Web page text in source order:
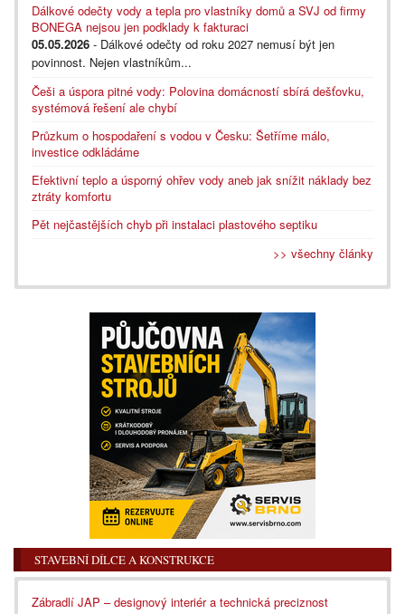
Dálkové odečty vody a tepla pro vlastníky domů a SVJ od firmy
BONEGA nejsou jen podklady k fakturaci
05.05.2026 - Dálkové odečty od roku 2027 nemusí být jen
povinnost. Nejen vlastníkům...
Češi a úspora pitné vody: Polovina domácností sbírá dešťovku,
systémová řešení ale chybí
Průzkum o hospodaření s vodou v Česku: Šetříme málo,
investice odkládáme
Efektivní teplo a úsporný ohřev vody aneb jak snížit náklady bez
ztráty komfortu
Pět nejčastějších chyb při instalaci plastového septiku
>> všechny články
STAVEBNÍ DÍLCE A KONSTRUKCE
Zábradlí JAP – designový interiér a technická preciznost